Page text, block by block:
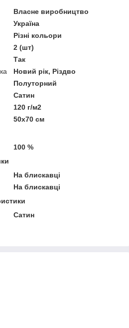
Власне виробництво
Україна
Різні кольори
2 (шт)
Так
Новий рік, Різдво
Полуторний
Сатин
120 г/м2
50х70 см
100 %
На блискавці
На блискавці
Сатин